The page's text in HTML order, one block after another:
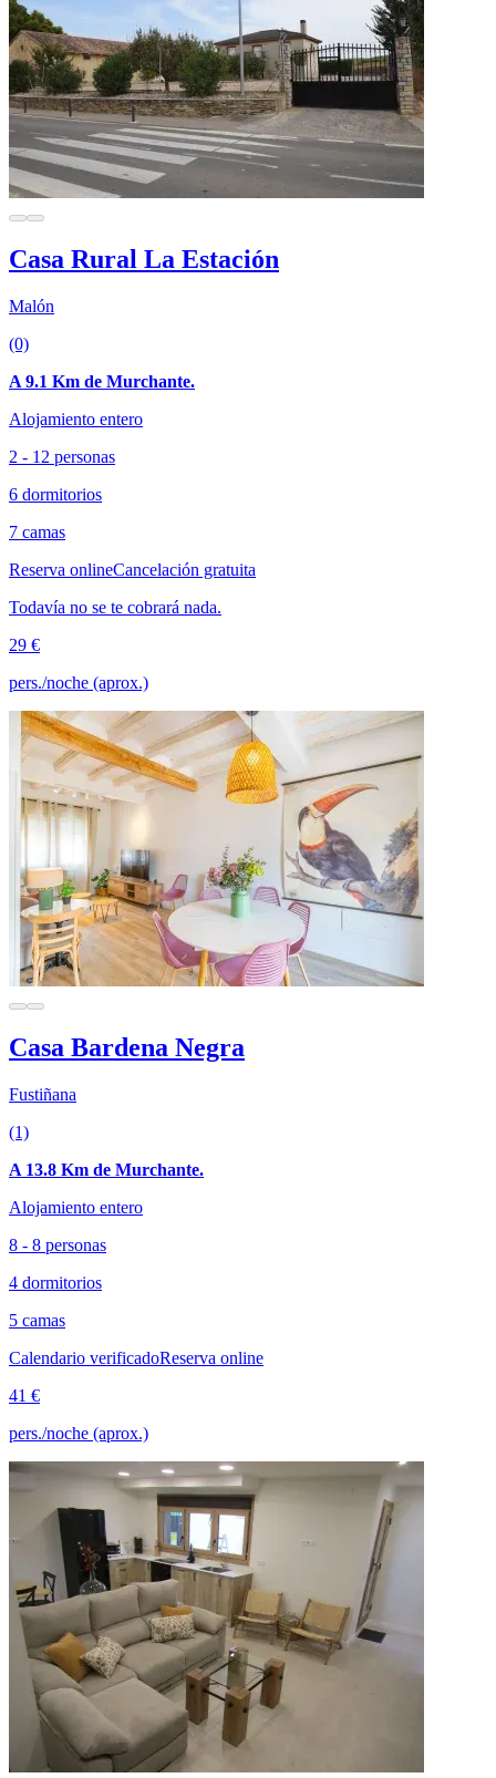
Casa Rural La Estación
Malón
(0)
A 9.1 Km de Murchante.
Alojamiento entero
2 - 12 personas
6 dormitorios
7 camas
Reserva onlineCancelación gratuita
Todavía no se te cobrará nada.
29 €
pers./noche (aprox.)
Casa Bardena Negra
Fustiñana
(1)
A 13.8 Km de Murchante.
Alojamiento entero
8 - 8 personas
4 dormitorios
5 camas
Calendario verificadoReserva online
41 €
pers./noche (aprox.)